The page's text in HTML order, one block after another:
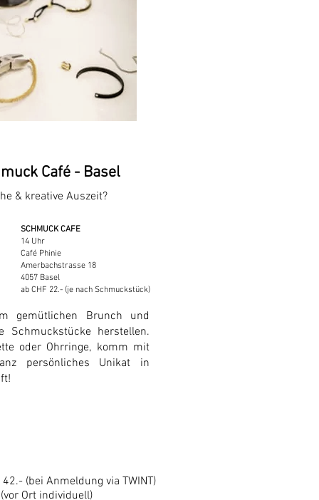
Café - Basel
& kreative Auszeit?
gemütlichen Brunch und
Schmuckstücke herstellen.
oder Ohrringe, ​komm mit
persönliches Unikat in
SCHMUCK CAFE
14 Uhr
Café Phinie
Amerbachstrasse 18
4057 Basel
ab CHF 22.- (je nach Schmuckstück)
(bei Anmeldung via TWINT)
Ort individuell)